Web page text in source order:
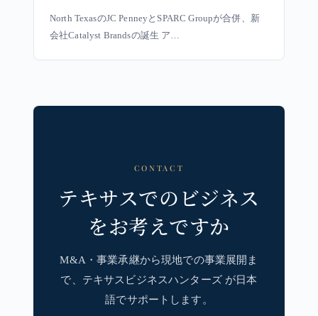
を設立
North TexasのJC PenneyとSPARC Groupが合併、新
会社Catalyst Brandsの誕生 ア…
CONTACT
テキサスでのビジネス
をお考えですか
M&A・事業承継から現地での事業展開ま
で、テキサスビジネスハンターズ が日本
語でサポートします。